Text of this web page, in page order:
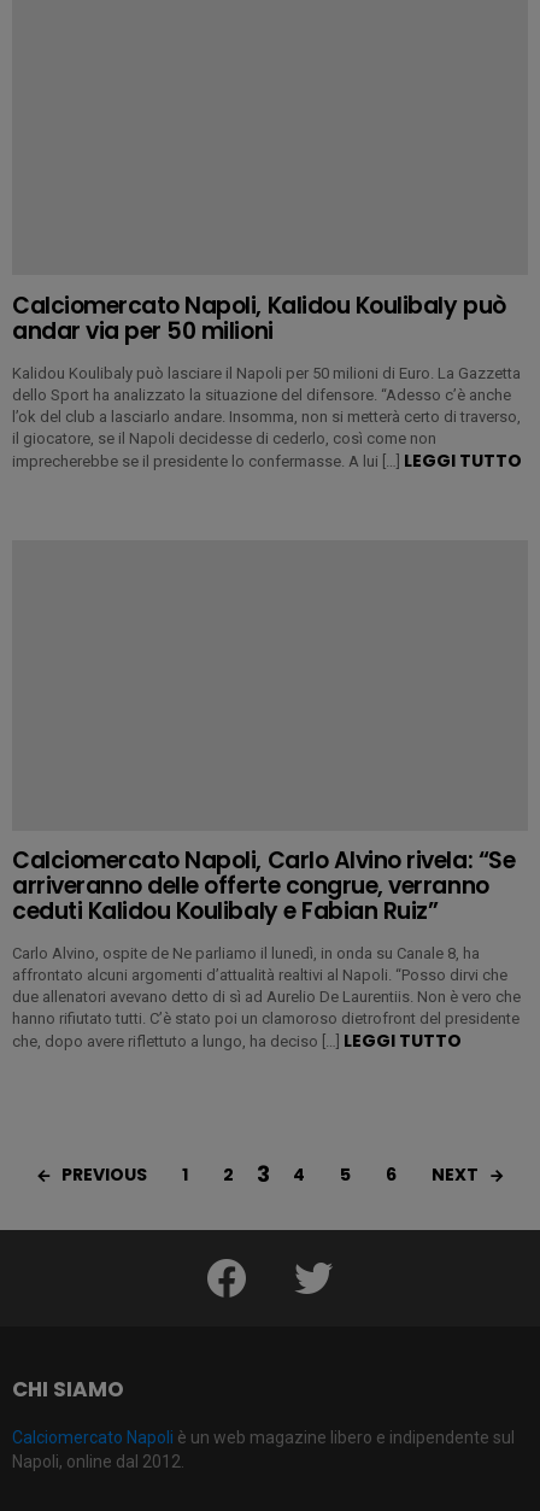
Calciomercato Napoli, Kalidou Koulibaly può
andar via per 50 milioni
Kalidou Koulibaly può lasciare il Napoli per 50 milioni di Euro. La Gazzetta
dello Sport ha analizzato la situazione del difensore. “Adesso c’è anche
l’ok del club a lasciarlo andare. Insomma, non si metterà certo di traverso,
il giocatore, se il Napoli decidesse di cederlo, così come non
imprecherebbe se il presidente lo confermasse. A lui […] LEGGI TUTTO
Calciomercato Napoli, Carlo Alvino rivela: “Se
arriveranno delle offerte congrue, verranno
ceduti Kalidou Koulibaly e Fabian Ruiz”
Carlo Alvino, ospite de Ne parliamo il lunedì, in onda su Canale 8, ha
affrontato alcuni argomenti d’attualità realtivi al Napoli. “Posso dirvi che
due allenatori avevano detto di sì ad Aurelio De Laurentiis. Non è vero che
hanno rifiutato tutti. C’è stato poi un clamoroso dietrofront del presidente
che, dopo avere riflettuto a lungo, ha deciso […] LEGGI TUTTO
PREVIOUS 1 2 3 4 5 6 NEXT
facebook twitter
CHI SIAMO
Calciomercato Napoli è un web magazine libero e indipendente sul
Napoli, online dal 2012.